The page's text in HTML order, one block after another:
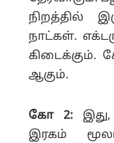
நிறத்தில்
நாட்கள்.
கிடைக்கும்.
ஆகும்.
கோ 2:
இரகம்